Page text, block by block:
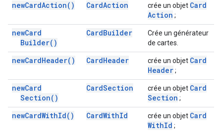
newCardAction( ) CardAction crée un objet Card
Action ;
newCard
Builder( )
CardBuilder
Crée un générateur
de cartes.
newCardHeader( ) CardHeader crée un objet Card
Header;
newCard
Section( )
CardSection crée un objet Card
Section ;
newCardWithId( ) CardWithId crée un objet Card
WithId ;